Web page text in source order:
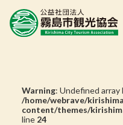
Warning: Undefined array
/home/webrave/
content/themes/
line 24